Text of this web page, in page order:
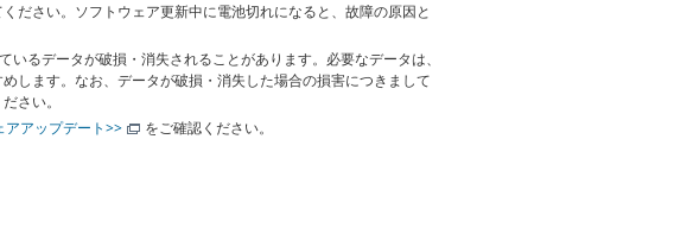
ださい。ソフトウェア更新中に電池切れになると、故障の原因と
るデータが破損・消失されることがあります。必要なデータは、
します。なお、データが破損・消失した場合の損害につきまして
さい。
アアップデート>> をご確認ください。